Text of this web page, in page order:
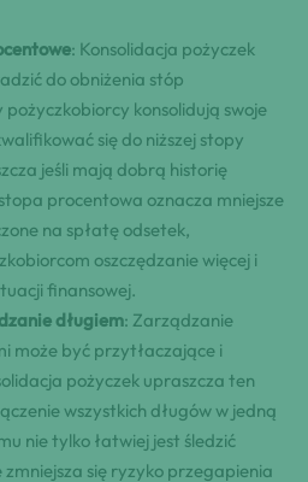
: Konsolidacja pożyczek
do obniżenia stóp
konsolidują swoje
się do niższej stopy
jeśli mają dobrą historię
procentowa oznacza mniejsze
na spłatę odsetek,
oszczędzanie więcej i
finansowej.
długiem: Zarządzanie
może być przytłaczające i
pożyczek upraszcza ten
wszystkich długów w jedną
nie tylko łatwiej jest śledzić
zmniejsza się ryzyko przegapienia